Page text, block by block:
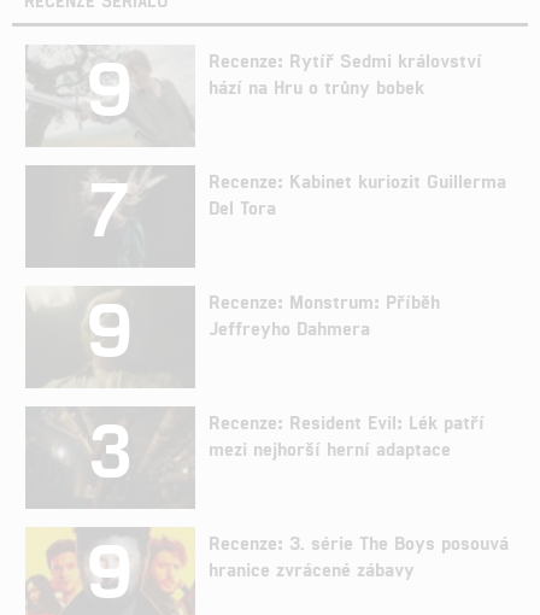
9
Recenze: Rytíř Sedmi království
hází na Hru o trůny bobek
7
Recenze: Kabinet kuriozit Guillerma
Del Tora
9
Recenze: Monstrum: Příběh
Jeffreyho Dahmera
3
Recenze: Resident Evil: Lék patří
mezi nejhorší herní adaptace
9
Recenze: 3. série The Boys posouvá
hranice zvrácené zábavy